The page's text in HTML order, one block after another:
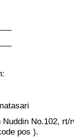
No.102,
pos ).